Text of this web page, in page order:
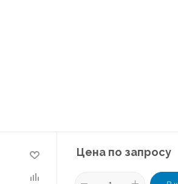
Цена по запросу